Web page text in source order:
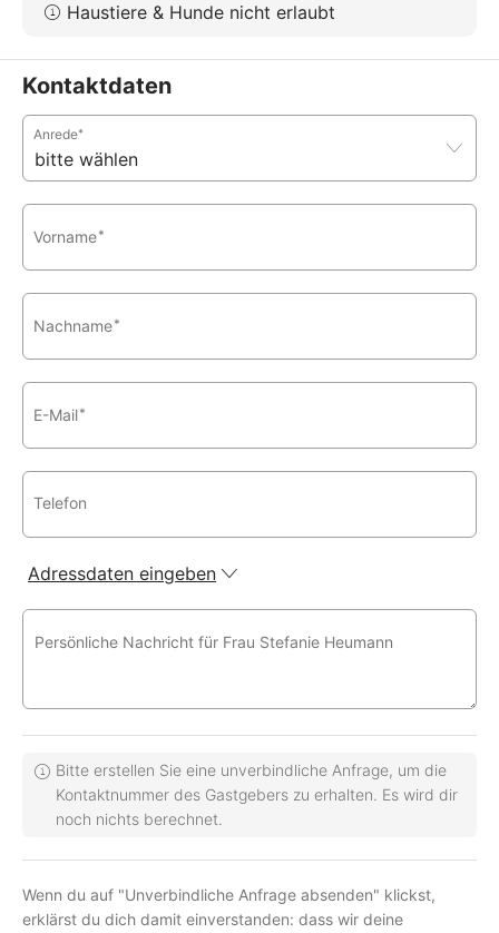
Kontaktdaten
Anrede*
Vorname*
Nachname*
E-Mail*
Telefon
Adressdaten eingeben
Persönliche Nachricht für Frau Stefanie Heumann
Bitte erstellen Sie eine unverbindliche Anfrage, um die
Kontaktnummer des Gastgebers zu erhalten. Es wird dir
noch nichts berechnet.
Wenn du auf "Unverbindliche Anfrage absenden" klickst,
erklärst du dich damit einverstanden: dass wir deine
Haustiere & Hunde nicht erlaubt